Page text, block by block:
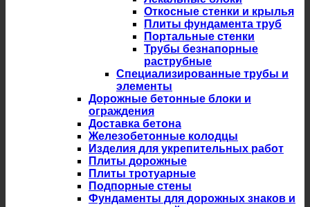
Откосные стенки и крылья
Плиты фундамента труб
Портальные стенки
Трубы безнапорные
раструбные
Специализированные трубы и
элементы
Дорожные бетонные блоки и
ограждения
Доставка бетона
Железобетонные колодцы
Изделия для укрепительных работ
Плиты дорожные
Плиты тротуарные
Подпорные стены
Фундаменты для дорожных знаков и